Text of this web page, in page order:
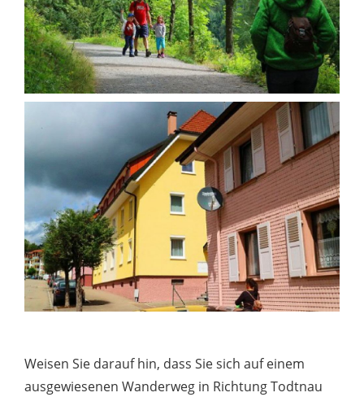
Weisen Sie darauf hin, dass Sie sich auf einem
ausgewiesenen Wanderweg in Richtung Todtnau